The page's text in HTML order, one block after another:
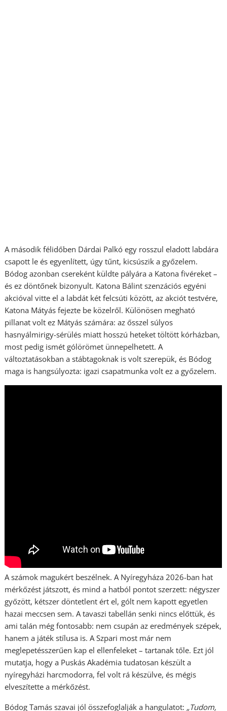
A második félidőben Dárdai Palkó egy rosszul eladott labdára
csapott le és egyenlített, úgy tűnt, kicsúszik a győzelem.
Bódog azonban csereként küldte pályára a Katona fivéreket –
és ez döntőnek bizonyult. Katona Bálint szenzációs egyéni
akcióval vitte el a labdát két felcsúti között, az akciót testvére,
Katona Mátyás fejezte be közelről. Különösen megható
pillanat volt ez Mátyás számára: az ősszel súlyos
hasnyálmirigy-sérülés miatt hosszú heteket töltött kórházban,
most pedig ismét gólörömet ünnepelhetett. A
változtatásokban a stábtagoknak is volt szerepük, és Bódog
maga is hangsúlyozta: igazi csapatmunka volt ez a győzelem.
A számok magukért beszélnek. A Nyíregyháza 2026-ban hat
mérkőzést játszott, és mind a hatból pontot szerzett: négyszer
győzött, kétszer döntetlent ért el, gólt nem kapott egyetlen
hazai meccsen sem. A tavaszi tabellán senki nincs előttük, és
ami talán még fontosabb: nem csupán az eredmények szépek,
hanem a játék stílusa is. A Szpari most már nem
meglepetésszerűen kap el ellenfeleket – tartanak tőle. Ezt jól
mutatja, hogy a Puskás Akadémia tudatosan készült a
nyíregyházi harcmodorra, fel volt rá készülve, és mégis
elveszítette a mérkőzést.
Bódog Tamás szavai jól összefoglalják a hangulatot: „Tudom,